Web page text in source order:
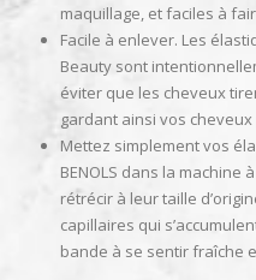
maquillage, et faciles à
Facile à enlever. Les
Beauty sont
éviter que les cheveux
gardant ainsi vos
Mettez simplement vos
BENOLS dans la machine
rétrécir à leur taille
capillaires qui
bande à se sentir fraîche